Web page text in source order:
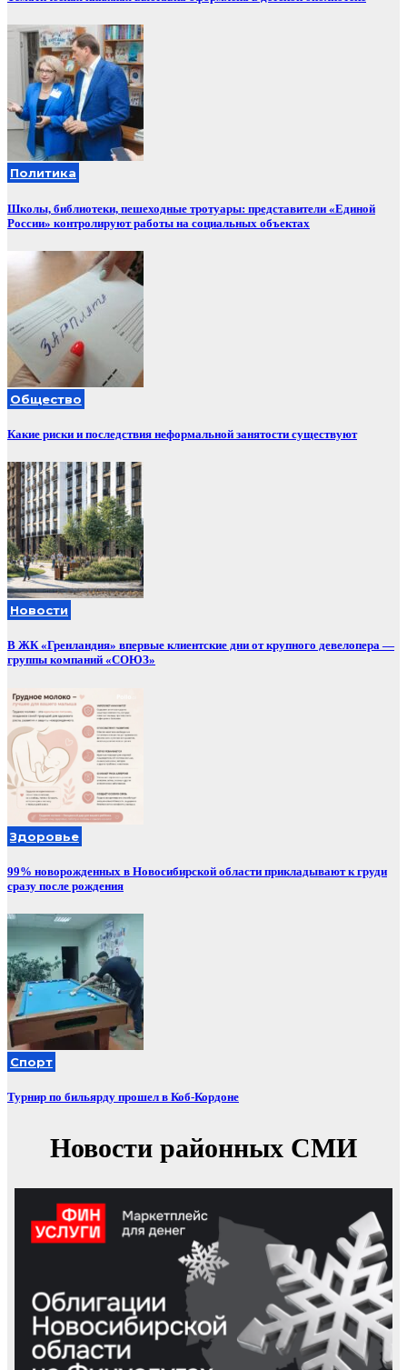
Политика
Школы, библиотеки, пешеходные тротуары: представители «Единой
России» контролируют работы на социальных объектах
Общество
Какие риски и последствия неформальной занятости существуют
Новости
В ЖК «Гренландия» впервые клиентские дни от крупного девелопера —
группы компаний «СОЮЗ»
Здоровье
99% новорожденных в Новосибирской области прикладывают к груди
сразу после рождения
Спорт
Турнир по бильярду прошел в Коб-Кордоне